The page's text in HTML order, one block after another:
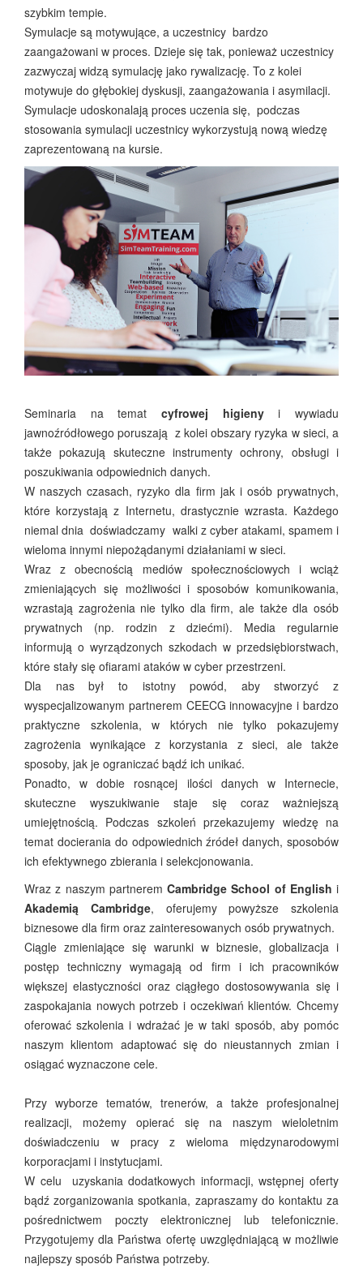
szybkim tempie.
Symulacje są motywujące, a uczestnicy bardzo
zaangażowani w proces. Dzieje się tak, ponieważ uczestnicy
zazwyczaj widzą symulację jako rywalizację. To z kolei
motywuje do głębokiej dyskusji, zaangażowania i asymilacji.
Symulacje udoskonalają proces uczenia się, podczas
stosowania symulacji uczestnicy wykorzystują nową wiedzę
zaprezentowaną na kursie.
Seminaria na temat cyfrowej higienyi wywiadu
jawnoźródłowego poruszają z kolei obszary ryzyka w sieci, a
także pokazują skuteczne instrumenty ochrony, obsługi i
poszukiwania odpowiednich danych.
W naszych czasach, ryzyko dla firm jak i osób prywatnych,
które korzystają z Internetu, drastycznie wzrasta. Każdego
niemal dnia doświadczamy walki z cyber atakami, spamem i
wieloma innymi niepożądanymi działaniami w sieci.
Wraz z obecnością mediów społecznościowych i wciąż
zmieniających się możliwości i sposobów komunikowania,
wzrastają zagrożenia nie tylko dla firm, ale także dla osób
prywatnych (np. rodzin z dziećmi). Media regularnie
informują o wyrządzonych szkodach w przedsiębiorstwach,
które stały się ofiarami ataków w cyber przestrzeni.
Dla nas był to istotny powód, aby stworzyć z
wyspecjalizowanym partnerem CEECG innowacyjne i bardzo
praktyczne szkolenia, w których nie tylko pokazujemy
zagrożenia wynikające z korzystania z sieci, ale także
sposoby, jak je ograniczać bądź ich unikać.
Ponadto, w dobie rosnącej ilości danych w Internecie,
skuteczne wyszukiwanie staje się coraz ważniejszą
umiejętnością. Podczas szkoleń przekazujemy wiedzę na
temat docierania do odpowiednich źródeł danych, sposobów
ich efektywnego zbierania i selekcjonowania.
Wraz z naszym partnerem Cambridge School of English i
Akademią Cambridge, oferujemy powyższe szkolenia
biznesowe dla firm oraz zainteresowanych osób prywatnych.
Ciągle zmieniające się warunki w biznesie, globalizacja i
postęp techniczny wymagają od firm i ich pracowników
większej elastyczności oraz ciągłego dostosowywania się i
zaspokajania nowych potrzeb i oczekiwań klientów. Chcemy
oferować szkolenia i wdrażać je w taki sposób, aby pomóc
naszym klientom adaptować się do nieustannych zmian i
osiągać wyznaczone cele.
Przy wyborze tematów, trenerów, a także profesjonalnej
realizacji, możemy opierać się na naszym wieloletnim
doświadczeniu w pracy z wieloma międzynarodowymi
korporacjami i instytucjami.
W celu uzyskania dodatkowych informacji, wstępnej oferty
bądź zorganizowania spotkania, zapraszamy do kontaktu za
pośrednictwem poczty elektronicznej lub telefonicznie.
Przygotujemy dla Państwa ofertę uwzględniającą w możliwie
najlepszy sposób Państwa potrzeby.